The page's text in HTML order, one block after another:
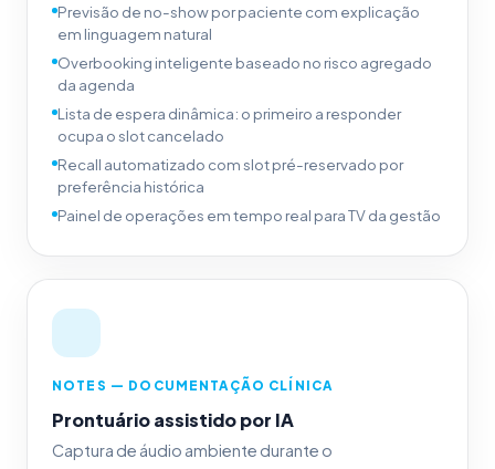
Previsão de no-show por paciente com explicação
em linguagem natural
Overbooking inteligente baseado no risco agregado
da agenda
Lista de espera dinâmica: o primeiro a responder
ocupa o slot cancelado
Recall automatizado com slot pré-reservado por
preferência histórica
Painel de operações em tempo real para TV da gestão
NOTES — DOCUMENTAÇÃO CLÍNICA
Prontuário assistido por IA
Captura de áudio ambiente durante o